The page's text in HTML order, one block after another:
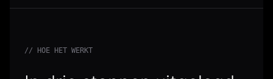
// HOE HET WERKT